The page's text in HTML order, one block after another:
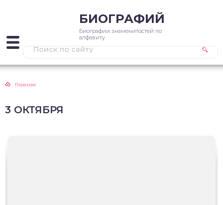
БИОГРАФИЙ
Биографии знаменитостей по
алфавиту
Главная
3 ОКТЯБРЯ